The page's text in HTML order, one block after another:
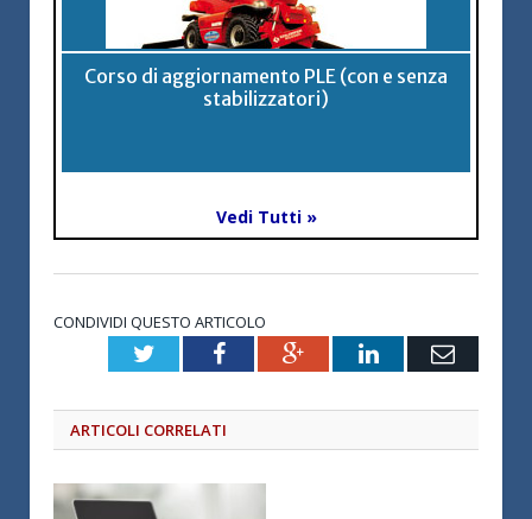
Corso di aggiornamento PLE (con e senza
stabilizzatori)
Vedi Tutti »
CONDIVIDI QUESTO ARTICOLO
TwitterFacebookGoogle+LinkedInEmail
ARTICOLI CORRELATI